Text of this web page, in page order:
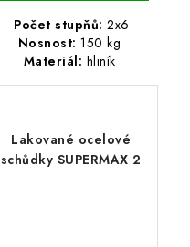
Počet stupňů: 2x6
Nosnost: 150 kg
Materiál: hliník
Lakované ocelové
schůdky SUPERMAX 2